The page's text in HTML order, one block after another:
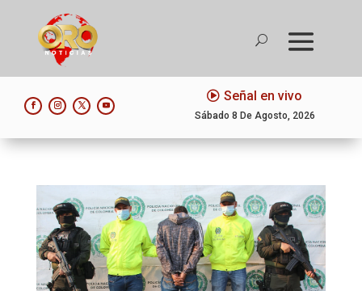
Señal en vivo
Sábado 8 De Agosto, 2026